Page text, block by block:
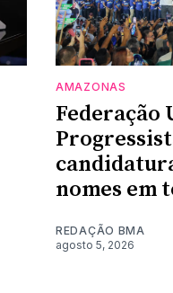
AMAZONAS
Federação
nomes em
REDAÇÃO BMA
agosto 5, 2026